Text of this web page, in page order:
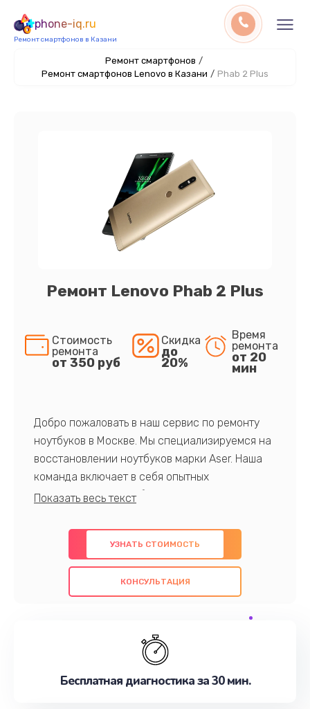
phone-iq.ru
Ремонт смартфонов в Казани
Ремонт смартфонов /
Ремонт смартфонов Lenovo в Казани / Phab 2 Plus
Ремонт Lenovo Phab 2 Plus
Стоимость
ремонта
от 350 руб
Скидка
до
20%
Время
ремонта
от 20
мин
Добро пожаловать в наш сервис по ремонту
ноутбуков в Москве. Мы специализируемся на
восстановлении ноутбуков марки Aser. Наша
команда включает в себя опытных
профессионалов с обширными знаниями и
предлагаем быстрый и качественный ремонт с
использованием оригинальных компонентов, а
также гарантируем качество всех
проведенных работ. Наша цель - предоставить
обслуживание, удовлетворяя их потребности
наилучшим образом. Не медлите записаться на
УЗНАТЬ СТОИМОСТЬ
КОНСУЛЬТАЦИЯ
Бесплатная диагностика за 30 мин.